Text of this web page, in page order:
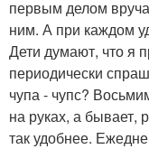
первым делом
ним. А при каждом
Дети думают, что я
периодически
чупа - чупс?
на руках, а бывает,
так удобнее.